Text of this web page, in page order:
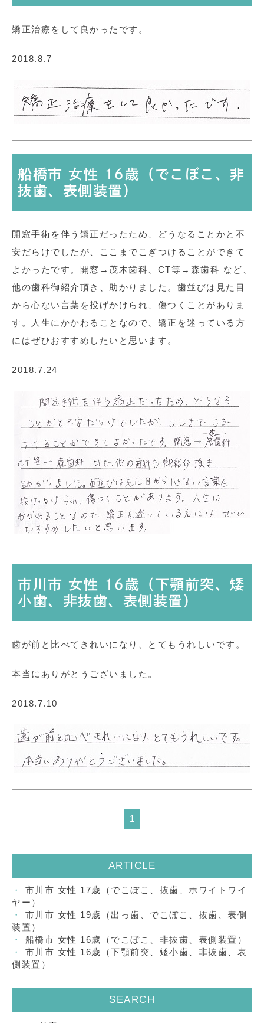
矯正治療をして良かったです。
2018.8.7
船橋市 女性 16歳（でこぼこ、非
抜歯、表側装置）
開窓手術を伴う矯正だったため、どうなることかと不
安だらけでしたが、ここまでこぎつけることができて
よかったです。開窓→茂木歯科、CT等→森歯科 など、
他の歯科御紹介頂き、助かりました。歯並びは見た目
から心ない言葉を投げかけられ、傷つくことがありま
す。人生にかかわることなので、矯正を迷っている方
にはぜひおすすめしたいと思います。
2018.7.24
市川市 女性 16歳（下顎前突、矮
小歯、非抜歯、表側装置）
歯が前と比べてきれいになり、とてもうれしいです。
本当にありがとうございました。
2018.7.10
1
ARTICLE
市川市 女性 17歳（でこぼこ、抜歯、ホワイトワイ
ヤー）
市川市 女性 19歳（出っ歯、でこぼこ、抜歯、表側
装置）
船橋市 女性 16歳（でこぼこ、非抜歯、表側装置）
市川市 女性 16歳（下顎前突、矮小歯、非抜歯、表
側装置）
SEARCH